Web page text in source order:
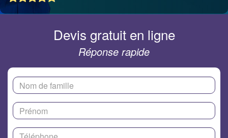
Devis gratuit en ligne
Réponse rapide